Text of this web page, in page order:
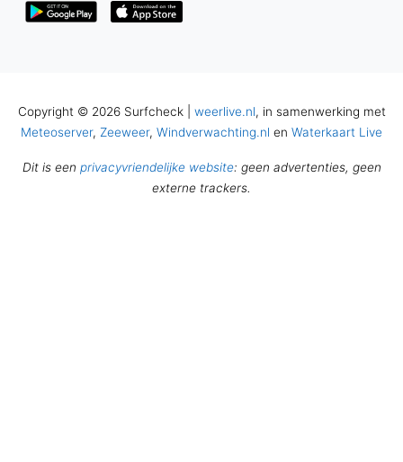
Copyright © 2026 Surfcheck | weerlive.nl, in samenwerking met
Meteoserver, Zeeweer, Windverwachting.nl en Waterkaart Live
Dit is een privacyvriendelijke website: geen advertenties, geen
externe trackers.